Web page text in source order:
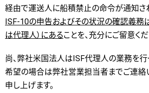
経由で運送人に船積禁止の命令が通知され
ISF-10の申告およびその状況の確認義務
は代理人）にあることを、充分にご留意くだ
尚、弊社米国法人はISF代理人の業務を行
希望の場合は弊社営業担当者までご連絡
申し上げます。